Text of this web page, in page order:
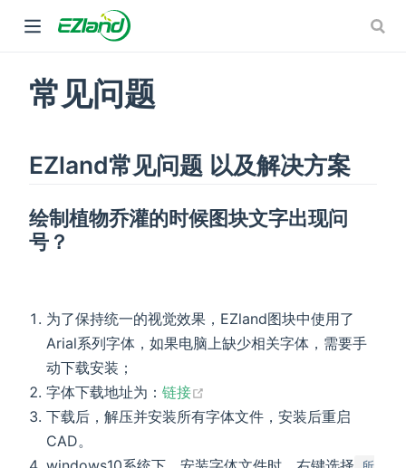
常见问题
EZland常见问题 以及解决方案
绘制植物乔灌的时候图块文字出现问
号？
为了保持统一的视觉效果，EZland图块中使用了
Arial系列字体，如果电脑上缺少相关字体，需要手
动下载安装；
字体下载地址为：链接
下载后，解压并安装所有字体文件，安装后重启
CAD。